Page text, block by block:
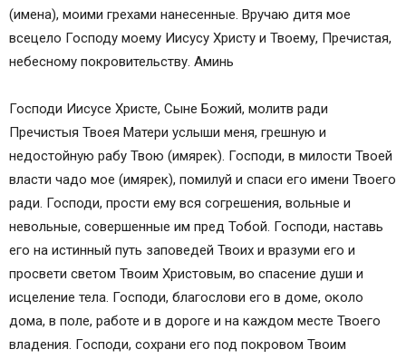
(имена), моими грехами нанесенные. Вручаю дитя мое
всецело Господу моему Иисусу Христу и Твоему, Пречистая,
небесному покровительству. Аминь
Господи Иисусе Христе, Сыне Божий, молитв ради
Пречистыя Твоея Матери услыши меня, грешную и
недостойную рабу Твою (имярек). Господи, в милости Твоей
власти чадо мое (имярек), помилуй и спаси его имени Твоего
ради. Господи, прости ему вся согрешения, вольные и
невольные, совершенные им пред Тобой. Господи, наставь
его на истинный путь заповедей Твоих и вразуми его и
просвети светом Твоим Христовым, во спасение души и
исцеление тела. Господи, благослови его в доме, около
дома, в поле, работе и в дороге и на каждом месте Твоего
владения. Господи, сохрани его под покровом Твоим